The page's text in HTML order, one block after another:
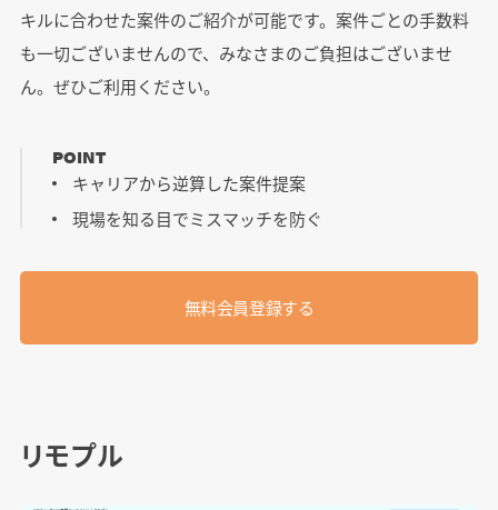
キルに合わせた案件のご紹介が可能です。案件ごとの手数料
も一切ございませんので、みなさまのご負担はございませ
ん。ぜひご利用ください。
POINT
キャリアから逆算した案件提案
現場を知る目でミスマッチを防ぐ
無料会員登録する
リモプル